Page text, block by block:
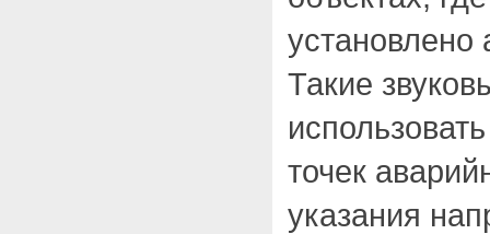
Такие
точек
указания